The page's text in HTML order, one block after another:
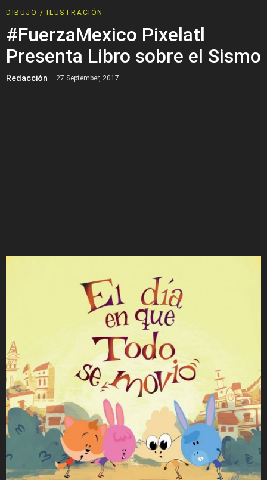
DIBUJO / ILUSTRACIÓN
#FuerzaMexico Pixelatl
Presenta Libro sobre el Sismo
Redacción – 27 September, 2017